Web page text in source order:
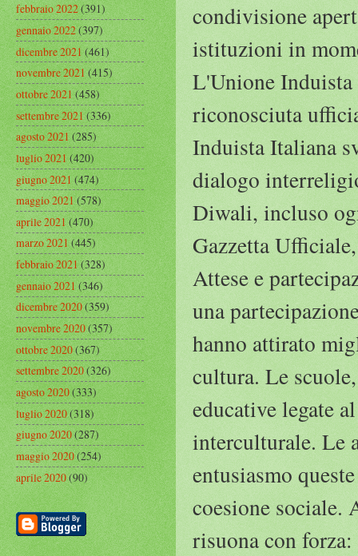
condivisione
istituzioni in
L'Unione Induista
riconosciuta
Induista Italiana
dialogo
Diwali, incluso
Gazzetta
Attese e
una
hanno attirato
cultura. Le
educative legate
interculturale. Le
entusiasmo
coesione sociale.
risuona con
febbraio 2022(391)
gennaio 2022(397)
dicembre 2021(461)
novembre 2021(415)
ottobre 2021(458)
settembre 2021(336)
agosto 2021(285)
luglio 2021(420)
giugno 2021(474)
maggio 2021(578)
aprile 2021(470)
marzo 2021(445)
febbraio 2021(328)
gennaio 2021(346)
dicembre 2020(359)
novembre 2020(357)
ottobre 2020(367)
settembre 2020(326)
agosto 2020(333)
luglio 2020(318)
giugno 2020(287)
maggio 2020(254)
aprile 2020(90)